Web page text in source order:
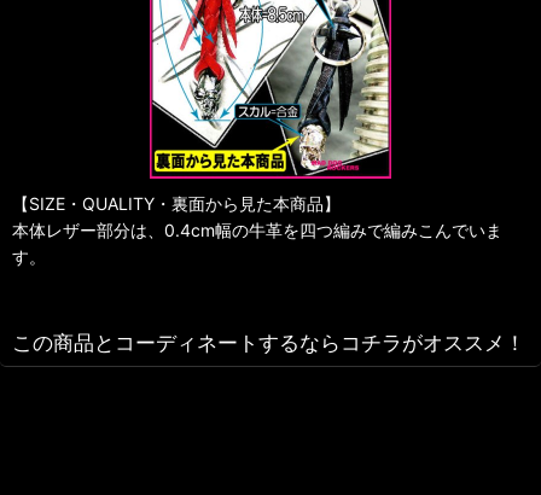
【SIZE・QUALITY・裏面から見た本商品】
本体レザー部分は、0.4cm幅の牛革を四つ編みで編みこんでいま
す。
この商品とコーディネートするならコチラがオススメ！